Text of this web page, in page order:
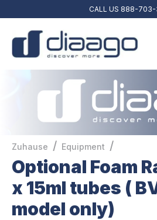
CALL US 888-703-
Zuhause / Equipment /
Optional Foam
x 15ml tubes (
model only)